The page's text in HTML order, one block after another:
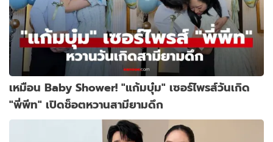
เหมือน Baby Shower! "แก้มบุ๋ม" เซอร์ไพรส์วันเกิด
"พี่พีท" เปิดช็อตหวานสามียามดึก